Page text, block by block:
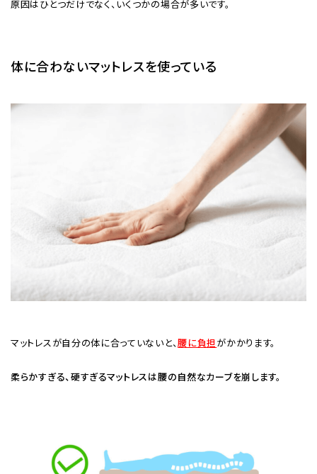
原因はひとつだけでなく、いくつかの場合が多いです。
体に合わないマットレスを使っている
マットレスが自分の体に合っていないと、腰に負担がかかります。
柔らかすぎる、硬すぎるマットレスは腰の自然なカーブを崩します。